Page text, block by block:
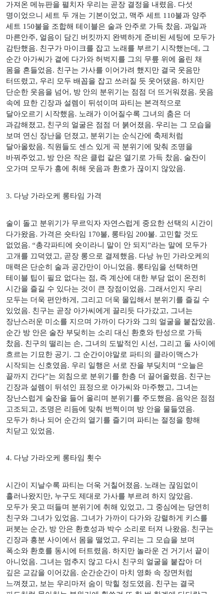
가져온 메뉴판을 펼치자 우리는 곧장 결정을 내렸음. 다섯
명이었으니 세트 두 개는 기본이었고, 맥주 세트 110불과 양주
세트 150불을 조합해 테이블은 술과 안주로 가득 찼음. 과일과
마른안주, 얼음이 담긴 버킷까지 완벽하게 준비된 세팅에 모두가
감탄했음. 친구가 마이크를 잡고 노래를 부르기 시작했는데 , 그
순간 아가씨가 곁에 다가와 허벅지를 그의 무릎 위에 올린 채
몸을 흔들었음. 친구는 가사를 이어가려 했지만 결국 웃음만
터뜨렸고, 우리 모두 배꼽을 잡고 쓰러질 듯 웃어댔음. 하지만
단순한 웃음을 넘어 , 방 안의 분위기는 점점 더 뜨거워졌음. 웃음
속에 묘한 긴장과 설렘이 뒤섞이며 파티는 본격적으로
달아오르기 시작했음. 노래가 이어질수록 그녀의 춤은 더
과감해졌고, 친구의 얼굴은 점점 더 붉어졌음. 우리는 그 모습을
보며 연신 장난을 던졌고, 분위기는 순식간에 축제처럼
달아올랐음. 직원들도 센스 있게 곡 분위기에 맞춰 조명을
바꿔주었고, 방 안은 작은 클럽 같은 열기로 가득 찼음. 술잔이
오가며 모두가 흥에 취해 웃음과 환호가 끊이지 않았음.
3. 다낭 가라오케 롱타임 가격
술이 돌고 분위기가 무르익자 자연스럽게 중요한 선택의 시간이
다가왔음. 가격은 숏타임 170불, 롱타임 200불. 고민할 것도
없었음. “총각파티에 숏이라니 말이 안 되지 ”라는 말에 모두가
고개를 끄덕였고, 곧장 롱으로 결제했음. 다낭 뉴민 가라오케의
매력은 단순히 술과 공간만이 아니었음. 롱타임을 선택하면
테이블 팁이 필요 없다는 점, 즉 계산에 대한 부담 없이 온전히
시간을 즐길 수 있다는 것이 큰 장점이었음. 그래서인지 우리
모두는 더욱 편안하게 , 그리고 더욱 몰입해서 분위기를 즐길 수
있었음. 친구는 곧장 아가씨에게 끌리듯 다가갔고, 그녀는
장난스러운 미소를 지으며 가까이 다가와 그의 얼굴을 붙잡았음.
순간 방 안은 술잔 부딪히는 소리 대신 환호와 탄성으로 가득
찼음. 친구의 떨리는 손, 그녀의 도발적인 시선 , 그리고 둘 사이에
흐르는 기묘한 공기 . 그 순간이야말로 파티의 클라이맥스가
시작되는 신호였음. 우리 일행은 서로 잔을 부딪치며 “오늘은
끝까지 간다”는 외침으로 분위기를 한층 더 끌어올렸음. 친구는
긴장과 설렘이 뒤섞인 표정으로 아가씨와 마주했고, 그녀는
장난스럽게 술잔을 들어 올리며 분위기를 주도했음. 음악은 점점
고조되고, 조명은 리듬에 맞춰 번쩍이며 방 안을 물들였음.
모두가 하나 되어 순간의 열기를 즐기며 파티는 절정을 향해
치닫고 있었음.
4. 다낭 가라오케 롱타임 횟수
시간이 지날수록 파티는 더욱 거칠어졌음. 노래는 끊임없이
흘러나왔지만, 누구도 제대로 가사를 부르려 하지 않았음.
모두가 웃고 떠들며 분위기에 취해 있었고, 그 중심에는 당연히
친구와 그녀가 있었음. 그녀가 가까이 다가와 강렬하게 키스를
퍼붓는 순간, 방 안은 환호성과 박수 소리로 터져 나왔음. 친구는
긴장과 흥분 사이에서 몸을 떨었고, 우리는 그 모습을 보며
폭소와 환호를 동시에 터트렸음. 하지만 놀라운 건 거기서 끝이
아니었음. 그녀는 멈추지 않고 다시 친구의 얼굴을 붙잡아 더
깊은 교감을 이어갔음. 순간순간이 마치 영화 속 장면처럼
느껴졌고, 보는 우리마저 숨이 막힐 정도였음. 친구는 결국